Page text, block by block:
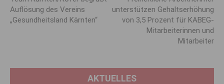
Auflösung des Vereins
„Gesundheitsland Kärnten“
unterstützen Gehaltserhöhung
von 3,5 Prozent für KABEG-
Mitarbeiterinnen und
Mitarbeiter
AKTUELLES